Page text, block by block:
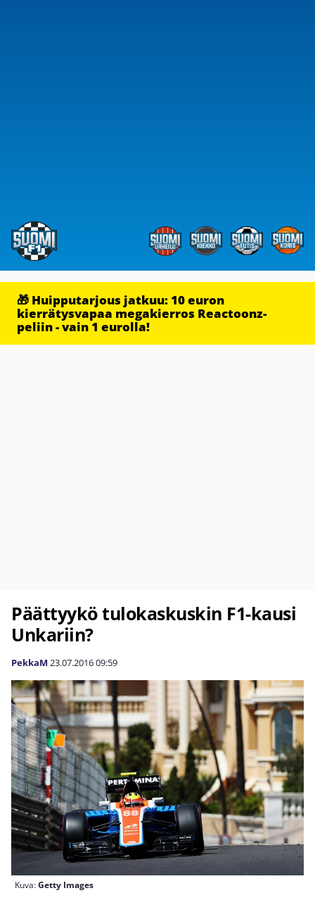
🎁 Huipputarjous jatkuu: 10 euron
kierrätysvapaa megakierros Reactoonz-
peliin - vain 1 eurolla!
Päättyykö tulokaskuskin F1-kausi
Unkariin?
PekkaM 23.07.201609:59
Kuva:Getty Images